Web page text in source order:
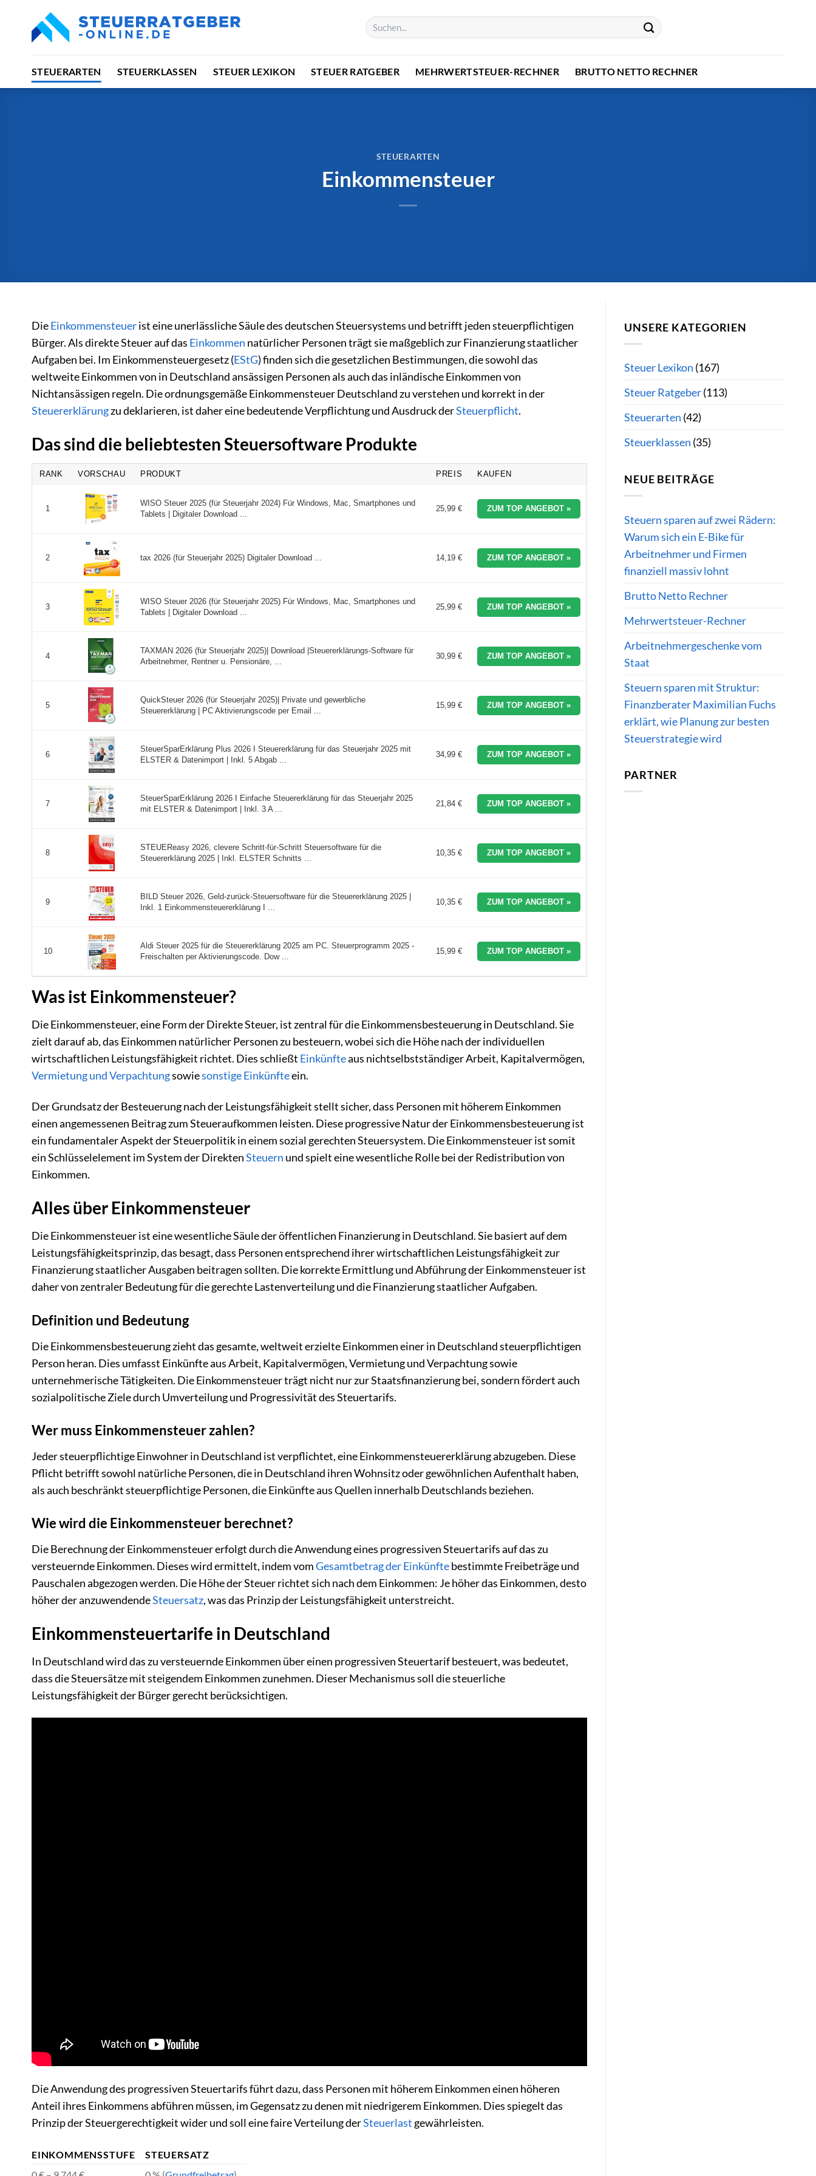
springen
STEUERARTEN STEUERKLASSEN STEUER LEXIKON STEUER RATGEBER MEHRWERTSTEUER-RECHNER BRUTTO NETTO RECHNER
STEUERARTEN
Einkommensteuer
DieEinkommensteuerist eine unerlässliche Säule des deutschen Steuersystems und betrifft jeden steuerpflichtigen
Bürger. Als direkte Steuer auf das Einkommen natürlicher Personen trägt sie maßgeblich zur Finanzierung staatlicher
Aufgaben bei. Im Einkommensteuergesetz (EStG) finden sich die gesetzlichen Bestimmungen, die sowohl das
weltweite Einkommen von in Deutschland ansässigen Personen als auch das inländische Einkommen von
Nichtansässigen regeln. Die ordnungsgemäße Einkommensteuer Deutschland zu verstehen und korrekt in der
Steuererklärungzu deklarieren, ist daher eine bedeutende Verpflichtung und Ausdruck derSteuerpflicht.
Das sind die beliebtesten Steuersoftware Produkte
RANK VORSCHAU PRODUKT PREIS KAUFEN
1
WISO Steuer 2025 (für Steuerjahr 2024) Für Windows, Mac, Smartphones und
Tablets | Digitaler Download ...
25,99 € ZUM TOP ANGEBOT »
2 tax 2026 (für Steuerjahr 2025) Digitaler Download ... 14,19 € ZUM TOP ANGEBOT »
3
WISO Steuer 2026 (für Steuerjahr 2025) Für Windows, Mac, Smartphones und
Tablets | Digitaler Download ...
25,99 € ZUM TOP ANGEBOT »
4
TAXMAN 2026 (für Steuerjahr 2025)| Download |Steuererklärungs-Software für
Arbeitnehmer, Rentner u. Pensionäre, ...
30,99 € ZUM TOP ANGEBOT »
5
QuickSteuer 2026 (für Steuerjahr 2025)| Private und gewerbliche
Steuererklärung | PC Aktivierungscode per Email ...
15,99 € ZUM TOP ANGEBOT »
6
SteuerSparErklärung Plus 2026 I Steuererklärung für das Steuerjahr 2025 mit
ELSTER & Datenimport | Inkl. 5 Abgab ...
34,99 € ZUM TOP ANGEBOT »
7
SteuerSparErklärung 2026 I Einfache Steuererklärung für das Steuerjahr 2025
mit ELSTER & Datenimport | Inkl. 3 A ...
21,84 € ZUM TOP ANGEBOT »
8
STEUEReasy 2026, clevere Schritt-für-Schritt Steuersoftware für die
Steuererklärung 2025 | Inkl. ELSTER Schnitts ...
10,35 € ZUM TOP ANGEBOT »
9
BILD Steuer 2026, Geld-zurück-Steuersoftware für die Steuererklärung 2025 |
Inkl. 1 Einkommensteuererklärung I ...
10,35 € ZUM TOP ANGEBOT »
10
Aldi Steuer 2025 für die Steuererklärung 2025 am PC. Steuerprogramm 2025 -
Freischalten per Aktivierungscode. Dow ...
15,99 € ZUM TOP ANGEBOT »
Was ist Einkommensteuer?
Die Einkommensteuer, eine Form der Direkte Steuer, ist zentral für die Einkommensbesteuerung in Deutschland. Sie
zielt darauf ab, das Einkommen natürlicher Personen zu besteuern, wobei sich die Höhe nach der individuellen
wirtschaftlichen Leistungsfähigkeit richtet. Dies schließt Einkünfteaus nichtselbstständiger Arbeit, Kapitalvermögen,
Vermietung und Verpachtungsowiesonstige Einkünfteein.
Der Grundsatz der Besteuerung nach der Leistungsfähigkeit stellt sicher, dass Personen mit höherem Einkommen
einen angemessenen Beitrag zum Steueraufkommen leisten. Diese progressive Natur der Einkommensbesteuerung ist
ein fundamentaler Aspekt der Steuerpolitik in einem sozial gerechten Steuersystem. Die Einkommensteuer ist somit
ein Schlüsselelement im System der DirektenSteuern und spielt eine wesentliche Rolle bei der Redistribution von
Einkommen.
Alles über Einkommensteuer
Die Einkommensteuer ist eine wesentliche Säule der öffentlichen Finanzierung in Deutschland. Sie basiert auf dem
Leistungsfähigkeitsprinzip, das besagt, dass Personen entsprechend ihrer wirtschaftlichen Leistungsfähigkeit zur
Finanzierung staatlicher Ausgaben beitragen sollten. Die korrekte Ermittlung und Abführung der Einkommensteuer ist
daher von zentraler Bedeutung für die gerechte Lastenverteilung und die Finanzierung staatlicher Aufgaben.
Definition und Bedeutung
Die Einkommensbesteuerung zieht das gesamte, weltweit erzielte Einkommen einer in Deutschland steuerpflichtigen
Person heran. Dies umfasst Einkünfte aus Arbeit, Kapitalvermögen, Vermietung und Verpachtung sowie
unternehmerische Tätigkeiten. Die Einkommensteuer trägt nicht nur zur Staatsfinanzierung bei, sondern fördert auch
sozialpolitische Ziele durch Umverteilung und Progressivität des Steuertarifs.
Wer muss Einkommensteuer zahlen?
Jeder steuerpflichtige Einwohner in Deutschland ist verpflichtet, eine Einkommensteuererklärung abzugeben. Diese
Pflicht betrifft sowohl natürliche Personen, die in Deutschland ihren Wohnsitz oder gewöhnlichen Aufenthalt haben,
als auch beschränkt steuerpflichtige Personen, die Einkünfte aus Quellen innerhalb Deutschlands beziehen.
Wie wird die Einkommensteuer berechnet?
Die Berechnung der Einkommensteuer erfolgt durch die Anwendung eines progressiven Steuertarifs auf das zu
versteuernde Einkommen. Dieses wird ermittelt, indem vomGesamtbetrag der Einkünftebestimmte Freibeträge und
Pauschalen abgezogen werden. Die Höhe der Steuer richtet sich nach dem Einkommen: Je höher das Einkommen, desto
höher der anzuwendendeSteuersatz, was das Prinzip der Leistungsfähigkeit unterstreicht.
Einkommensteuertarife in Deutschland
In Deutschland wird das zu versteuernde Einkommen über einen progressiven Steuertarif besteuert, was bedeutet,
dass die Steuersätze mit steigendem Einkommen zunehmen. Dieser Mechanismus soll die steuerliche
Leistungsfähigkeit der Bürger gerecht berücksichtigen.
Die Anwendung des progressiven Steuertarifs führt dazu, dass Personen mit höherem Einkommen einen höheren
Anteil ihres Einkommens abführen müssen, im Gegensatz zu denen mit niedrigerem Einkommen. Dies spiegelt das
Prinzip der Steuergerechtigkeit wider und soll eine faire Verteilung derSteuerlastgewährleisten.
EINKOMMENSSTUFE
STEUERSATZ
UNSERE KATEGORIEN
Steuer Lexikon (167)
Steuer Ratgeber(113)
Steuerarten (42)
Steuerklassen (35)
NEUE BEITRÄGE
Steuern sparen auf zwei Rädern:
Warum sich ein E-Bike für
Arbeitnehmer und Firmen
finanziell massiv lohnt
Brutto Netto Rechner
Mehrwertsteuer-Rechner
Arbeitnehmergeschenke vom
Staat
Steuern sparen mit Struktur:
Finanzberater Maximilian Fuchs
erklärt, wie Planung zur besten
Steuerstrategie wird
PARTNER